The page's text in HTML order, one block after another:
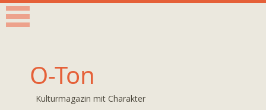
O-Ton
Kulturmagazin mit Charakter